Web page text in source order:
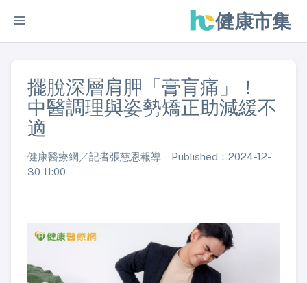
健康市集
擺脫深層肩胛「膏肓痛」！
中醫調理與姿勢矯正助減緩不
適
健康醫療網／記者張慈恩報導 Published：2024-12-
30 11:00